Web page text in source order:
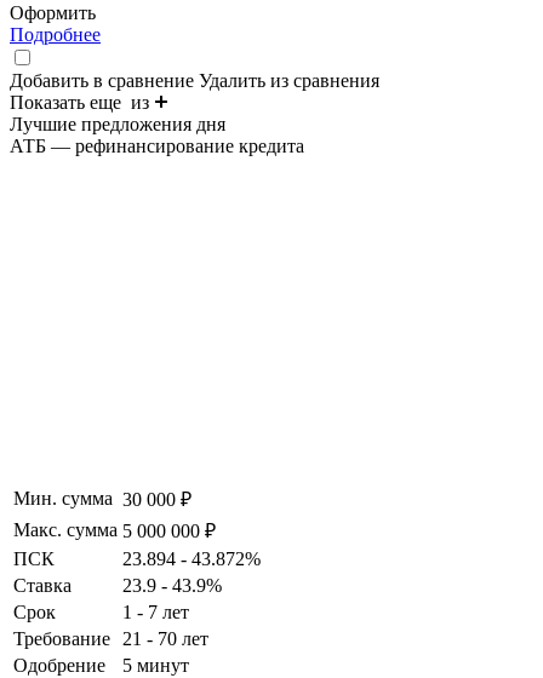
Оформить
Подробнее
Добавить в сравнение Удалить из сравнения
Показать еще из
Лучшие предложения дня
АТБ — рефинансирование кредита
Мин. сумма 30 000 ₽
Макс. сумма 5 000 000 ₽
ПСК
23.894 - 43.872%
Ставка
23.9 - 43.9%
Срок
1 - 7 лет
Требование
21 - 70 лет
Одобрение
5 минут